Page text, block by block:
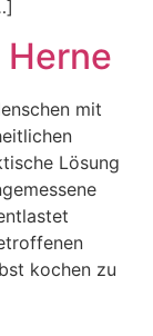
Herne
mit
Lösung
kochen zu